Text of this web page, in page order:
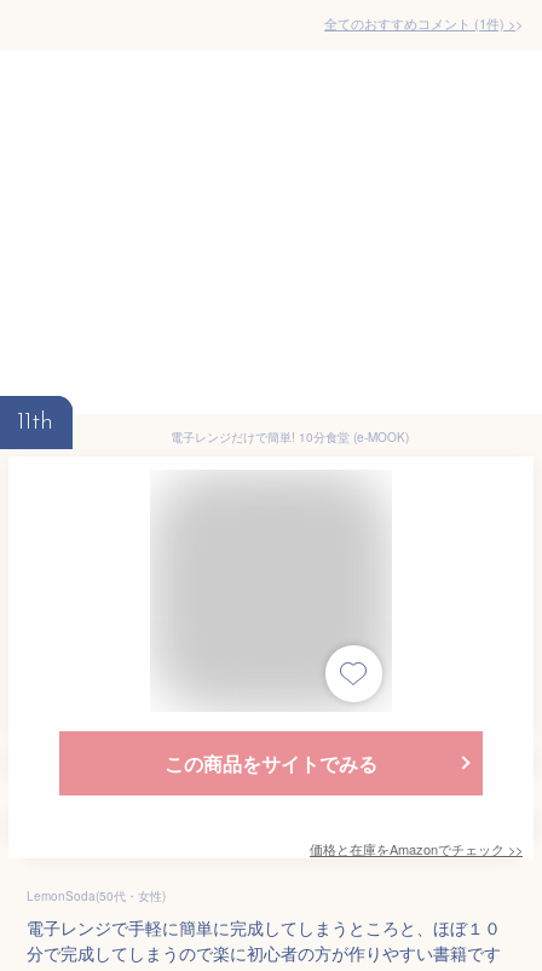
全てのおすすめコメント (1件) >
11th
電子レンジだけで簡単! 10分食堂 (e-MOOK)
この商品をサイトでみる
価格と在庫をAmazonでチェック >>
LemonSoda(50代・女性)
電子レンジで手軽に簡単に完成してしまうところと、ほぼ１０
分で完成してしまうので楽に初心者の方が作りやすい書籍です